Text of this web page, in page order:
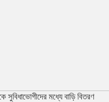
সুবিধাভোগীদের মধ্যে বাড়ি বিতরণ